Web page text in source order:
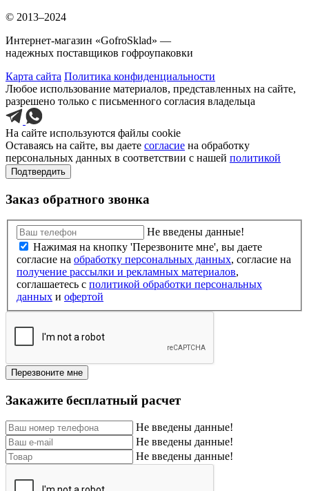
© 2013–2024
Интернет-магазин «GofroSklad» —
надежных поставщиков гофроупаковки
Карта сайта Политика конфиденциальности
Любое использование материалов, представленных на сайте,
разрешено только с письменного согласия владельца
На сайте используются файлы cookie
Оставаясь на сайте, вы даете согласие на обработку
персональных данных в соответствии с нашей политикой
Подтвердить
Заказ обратного звонка
Не введены данные!
Нажимая на кнопку 'Перезвоните мне', вы даете
согласие на обработку персональных данных, согласие на
получение рассылки и рекламных материалов,
соглашаетесь c политикой обработки персональных
данных и офертой
Перезвоните мне
Закажите бесплатный расчет
Не введены данные!
Не введены данные!
Не введены данные!